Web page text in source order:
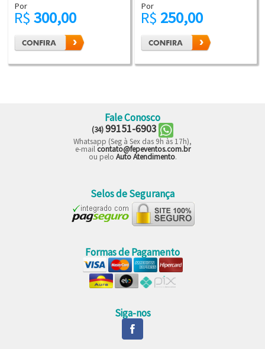
Por
R$ 300,00
Por
R$ 250,00
Fale Conosco
(34)99151-6903
Whatsapp (Seg à Sex das 9h às 17h),
e-mail contato@fepeventos.com.br
ou pelo Auto Atendimento.
Selos de Segurança
Formas de Pagamento
Siga-nos